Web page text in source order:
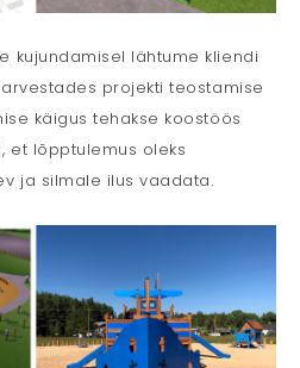
kujundamisel lähtume kliendi
projekti teostamise
käigus tehakse koostöös
et lõpptulemus oleks
ja silmale ilus vaadata.